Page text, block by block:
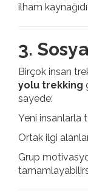
ilham
3.
Birçok insan
yolu trekking
sayede:
Yeni insanlarla
Ortak ilgi
Grup